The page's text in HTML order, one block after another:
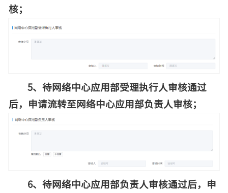
核；
5、待网络中心应用部受理执行人 审核通过
后，
申请流转至网络中心应用部负责人审核；
6、待网络中心应用部负责人 审核通过后， 申